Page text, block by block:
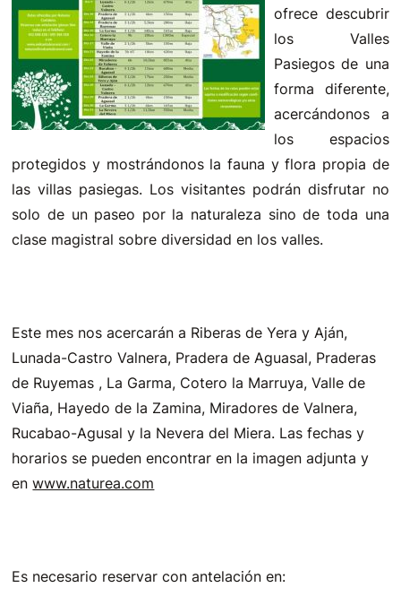
ofrece descubrir
los Valles
Pasiegos de una
forma diferente,
acercándonos a
los espacios
protegidos y mostrándonos la fauna y flora propia de
las villas pasiegas. Los visitantes podrán disfrutar no
solo de un paseo por la naturaleza sino de toda una
clase magistral sobre diversidad en los valles.
Este mes nos acercarán a Riberas de Yera y Aján,
Lunada-Castro Valnera, Pradera de Aguasal, Praderas
de Ruyemas , La Garma, Cotero la Marruya, Valle de
Viaña, Hayedo de la Zamina, Miradores de Valnera,
Rucabao-Agusal y la Nevera del Miera. Las fechas y
horarios se pueden encontrar en la imagen adjunta y
enwww.naturea.com
Es necesario reservar con antelación en: